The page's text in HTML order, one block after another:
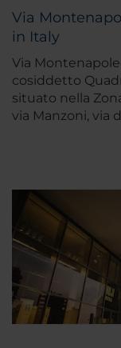
Via
in Italy
Via
cosiddetto
situato nella
via Manzoni, via